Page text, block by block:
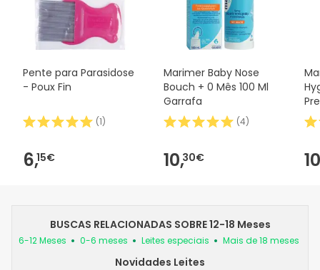
Pente para Parasidose
- Poux Fin
(1)
6,15€
Marimer Baby Nose
Bouch + 0 Mês 100 Ml
Garrafa
(4)
10,30€
BUSCAS RELACIONADAS SOBRE 12-18 Meses
6-12 Meses 0-6 meses Leites especiais Mais de 18 meses
Novidades Leites